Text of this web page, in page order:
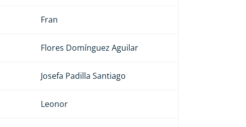
Fran
Flores Domínguez Aguilar
Josefa Padilla Santiago
Leonor